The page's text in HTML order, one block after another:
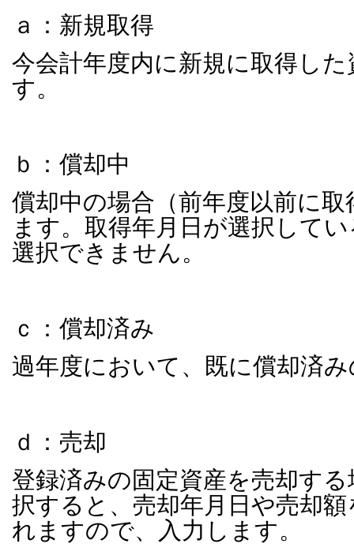
ａ：新規取得
今会計年度内に新規に取得し
す。
ｂ：償却中
償却中の場合（前年度以前に
ます。取得年月日が選択して
選択できません。
ｃ：償却済み
過年度において、既に償却済
ｄ：売却
登録済みの固定資産を売却す
択すると、売却年月日や売却
れますので、入力します。